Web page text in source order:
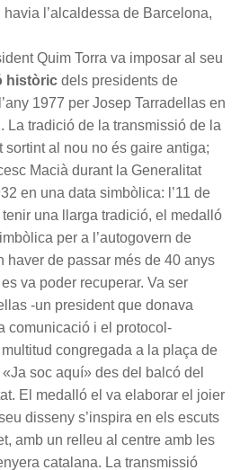
l’alcaldessa de Barcelona,
Quim Torra va imposar al seu
històric dels presidents de
1977 per Josep Tarradellas en
La tradició de la transmissió de la
al nou no és gaire antiga;
Macià durant la Generalitat
en una data simbòlica: l’11 de
una llarga tradició, el medalló
per a l’autogovern de
haver de passar més de 40 anys
va poder recuperar. Va ser
-un president que donava
comunicació i el protocol-
congregada a la plaça de
soc aquí» des del balcó del
El medalló el va elaborar el joier
disseny s’inspira en els escuts
amb un relleu al centre amb les
catalana. La transmissió